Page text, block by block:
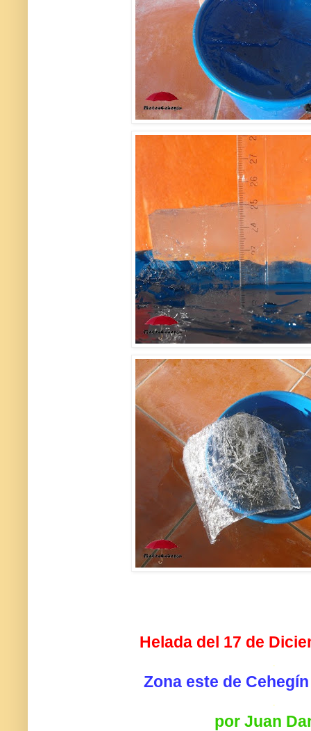
Helada del 17 de
.
Zona este de
.
por Juan